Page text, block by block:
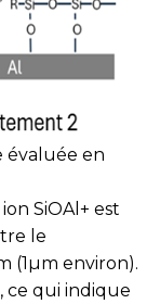
évaluée en
SiOAl + est
le
(1µm environ).
ce qui indique